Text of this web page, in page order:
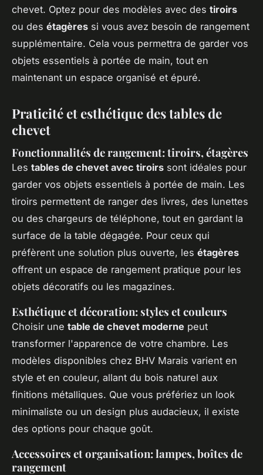
chevet. Optez pour des modèles avec des tiroirs
ou des étagères si vous avez besoin de rangement
supplémentaire. Cela vous permettra de garder vos
objets essentiels à portée de main, tout en
maintenant un espace organisé et épuré.
Praticité et esthétique des tables de
chevet
Fonctionnalités de rangement: tiroirs, étagères
Les tables de chevet avec tiroirs sont idéales pour
garder vos objets essentiels à portée de main. Les
tiroirs permettent de ranger des livres, des lunettes
ou des chargeurs de téléphone, tout en gardant la
surface de la table dégagée. Pour ceux qui
préfèrent une solution plus ouverte, les étagères
offrent un espace de rangement pratique pour les
objets décoratifs ou les magazines.
Esthétique et décoration: styles et couleurs
Choisir une table de chevet moderne peut
transformer l'apparence de votre chambre. Les
modèles disponibles chez BHV Marais varient en
style et en couleur, allant du bois naturel aux
finitions métalliques. Que vous préfériez un look
minimaliste ou un design plus audacieux, il existe
des options pour chaque goût.
Accessoires et organisation: lampes, boîtes de
rangement